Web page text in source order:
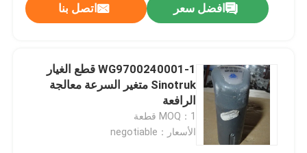
المنتجات
حول بنا
افضل سعر اتصل بنا
WG9700240001-1 قطع الغيار
Sinotruk متغير السرعة معالجة
الرافعة
MOQ：1 قطعة
الأسعار：negotiable